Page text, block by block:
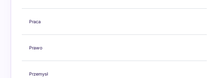
Praca
Prawo
Przemysł